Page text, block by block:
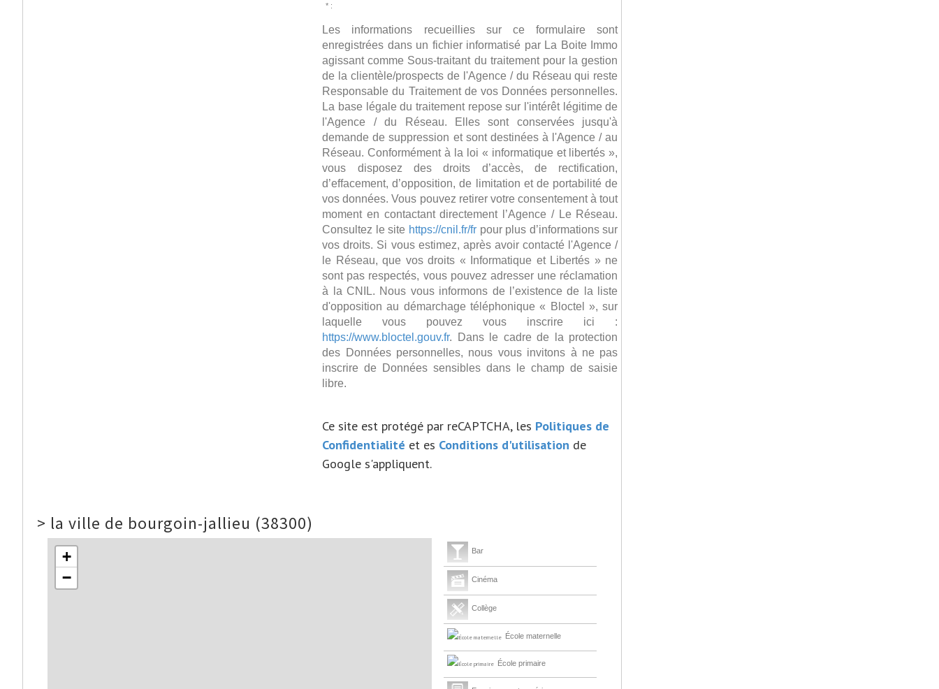
* :
Les informations recueillies sur ce formulaire sont
enregistrées dans un fichier informatisé par La Boite Immo
agissant comme Sous-traitant du traitement pour la gestion
de la clientèle/prospects de l'Agence / du Réseau qui reste
Responsable du Traitement de vos Données personnelles.
La base légale du traitement repose sur l'intérêt légitime de
l'Agence / du Réseau. Elles sont conservées jusqu'à
demande de suppression et sont destinées à l'Agence / au
Réseau. Conformément à la loi « informatique et libertés »,
vous disposez des droits d’accès, de rectification,
d’effacement, d’opposition, de limitation et de portabilité de
vos données. Vous pouvez retirer votre consentement à tout
moment en contactant directement l’Agence / Le Réseau.
Consultez le site https://cnil.fr/frpour plus d’informations sur
vos droits. Si vous estimez, après avoir contacté l'Agence /
le Réseau, que vos droits « Informatique et Libertés » ne
sont pas respectés, vous pouvez adresser une réclamation
à la CNIL. Nous vous informons de l’existence de la liste
d'opposition au démarchage téléphonique « Bloctel », sur
laquelle vous pouvez vous inscrire ici :
https://www.bloctel.gouv.fr. Dans le cadre de la protection
des Données personnelles, nous vous invitons à ne pas
inscrire de Données sensibles dans le champ de saisie
libre.
Ce site est protégé par reCAPTCHA, les Politiques de
Confidentialité et es Conditions d'utilisation de
Google s'appliquent.
> la ville de bourgoin-jallieu (38300)
+
−
Bar
Cinéma
Collège
École maternelle
École primaire